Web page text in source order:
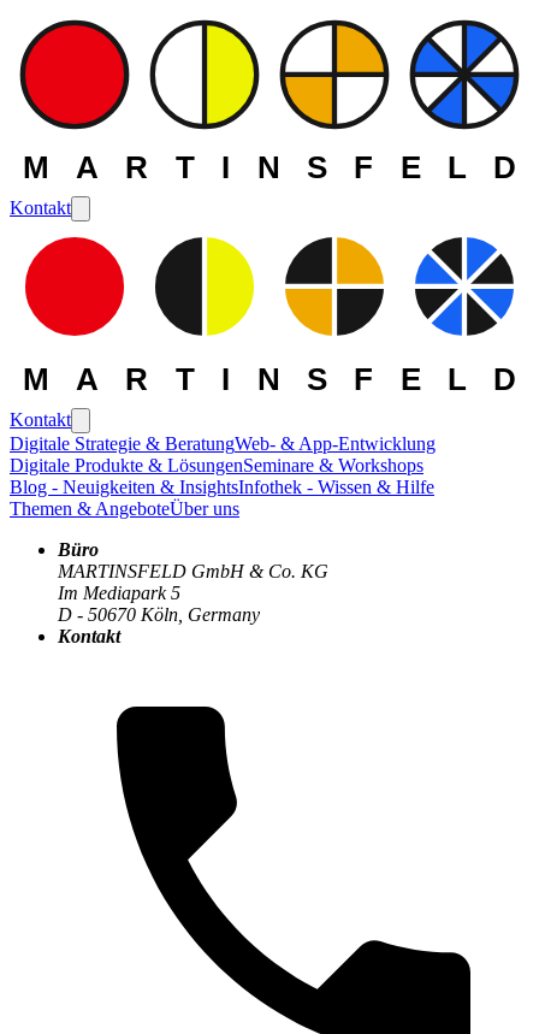
MARTINSFELD
Kontakt
MARTINSFELD
Kontakt
Digitale Strategie & BeratungWeb- & App-Entwicklung
Digitale Produkte & LösungenSeminare & Workshops
Blog - Neuigkeiten & InsightsInfothek - Wissen & Hilfe
Themen & AngeboteÜber uns
Büro
MARTINSFELD GmbH & Co. KG
Im Mediapark 5
D - 50670 Köln, Germany
Kontakt
MARTINSFELD Software> nxtGroupware